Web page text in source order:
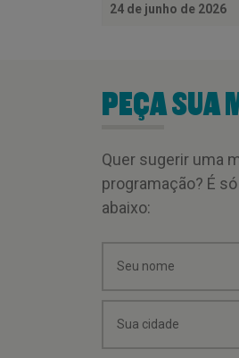
24 de junho de 2026
PEÇA SUA
Quer sugerir uma
programação? É
abaixo: